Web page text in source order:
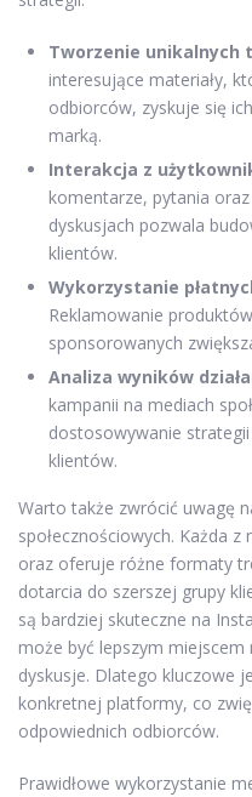
Tworzenie unikalnych
interesujące materiały,
odbiorców, zyskuje się
marką.
Interakcja z
komentarze, pytania
dyskusjach pozwala
klientów.
Wykorzystanie
Reklamowanie
sponsorowanych
Analiza wyników
kampanii na mediach
dostosowywanie
klientów.
Warto także zwrócić uwagę
społecznościowych. Każda
oraz oferuje różne formaty
dotarcia do szerszej grupy
są bardziej skuteczne na
może być lepszym miejscem
dyskusje. Dlatego kluczowe
konkretnej platformy, co
odpowiednich odbiorców.
Prawidłowe wykorzystanie